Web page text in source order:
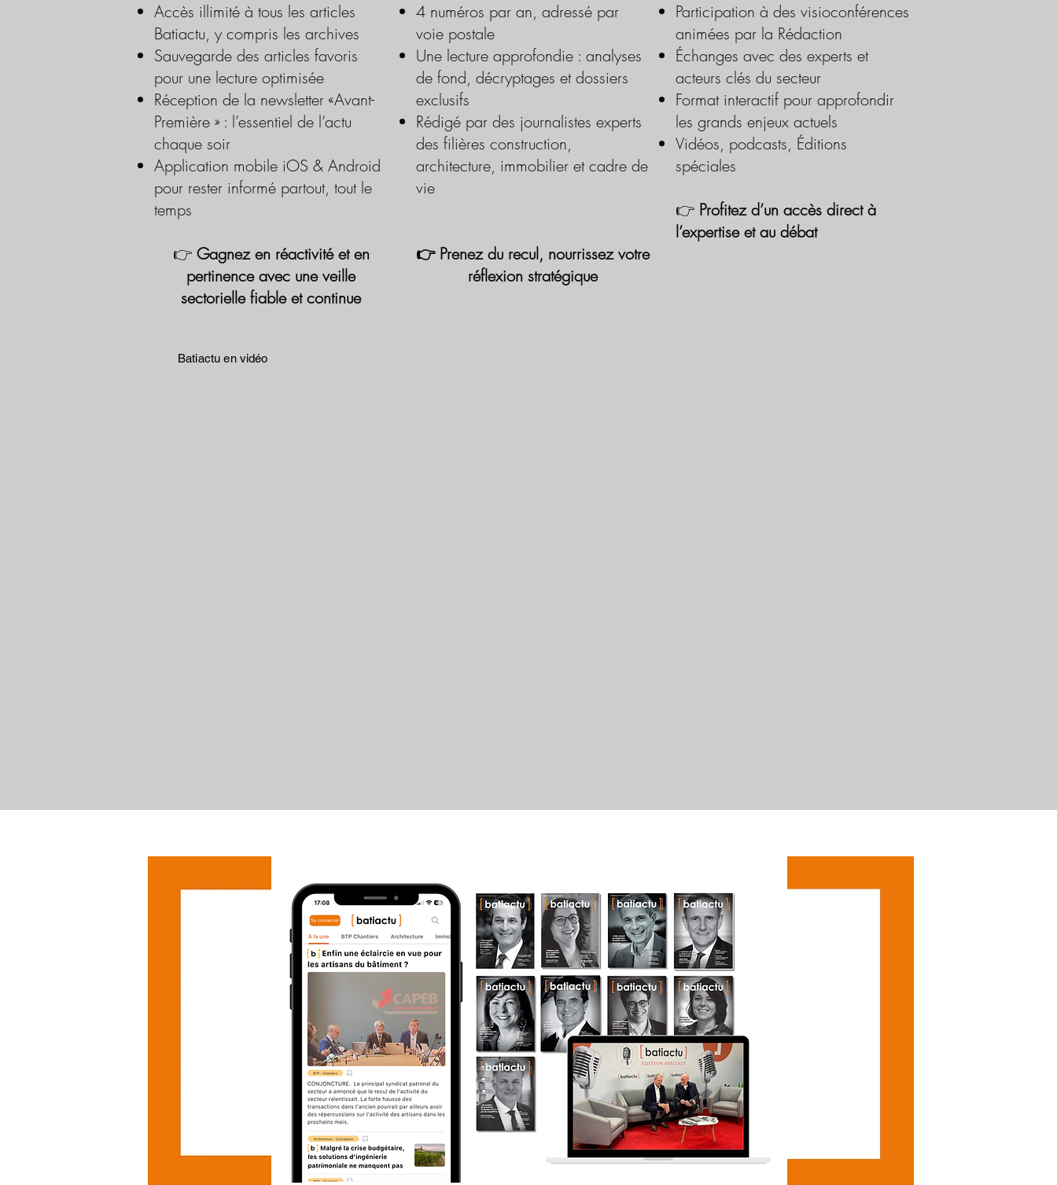
Accès illimité à tous les articles
Batiactu, y compris les archives
Sauvegarde des articles favoris
pour une lecture optimisée
Réception de la newsletter «Avant-
Première » : l’essentiel de l’actu
chaque soir
Application mobile iOS & Android
pour rester informé partout, tout le
temps
👉 Gagnez en réactivité et en
pertinence avec une veille
sectorielle fiable et continue
4 numéros par an, adressé par
voie postale
Une lecture approfondie : analyses
de fond, décryptages et dossiers
exclusifs
Rédigé par des journalistes experts
des filières construction,
architecture, immobilier et cadre de
vie
👉 Prenez du recul, nourrissez votre
réflexion stratégique
Participation à des visioconférences
animées par la Rédaction
Échanges avec des experts et
acteurs clés du secteur
Format interactif pour approfondir
les grands enjeux actuels
Vidéos, podcasts, Éditions
spéciales
👉 Profitez d’un accès direct à
l’expertise et au débat
Batiactu en vidéo